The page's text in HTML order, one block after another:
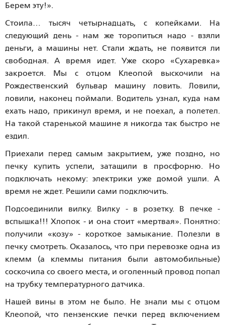
Берем эту!».
Стоила… тысяч четырнадцать, с копейками. На
следующий день - нам же торопиться надо - взяли
деньги, а машины нет. Стали ждать, не появится ли
свободная. А время идет. Уже скоро «Сухаревка»
закроется. Мы с отцом Клеопой выскочили на
Рождественский бульвар машину ловить. Ловили,
ловили, наконец поймали. Водитель узнал, куда нам
ехать надо, прикинул время, и не поехал, а полетел.
На такой старенькой машине я никогда так быстро не
ездил.
Приехали перед самым закрытием, уже поздно, но
печку купить успели, затащили в просфорню. Но
подключать некому: электрики уже домой ушли. А
время не ждет. Решили сами подключить.
Подсоединили вилку. Вилку - в розетку. В печке -
вспышка!!! Хлопок - и она стоит «мертвая». Понятно:
получили «козу» - короткое замыкание. Полезли в
печку смотреть. Оказалось, что при перевозке одна из
клемм (а клеммы питания были автомобильные)
соскочила со своего места, и оголенный провод попал
на трубку температурного датчика.
Нашей вины в этом не было. Не знали мы с отцом
Клеопой, что пензенские печки перед включением